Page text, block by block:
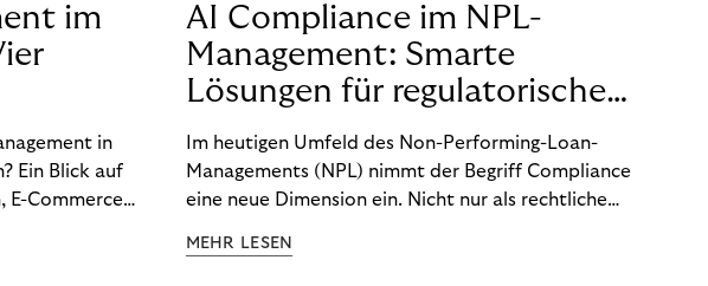
im
in
Ein Blick auf
E-Commerce
AI Compliance im NPL-
Management: Smarte
Lösungen für regulatorische
Sicherheit
Im heutigen Umfeld des Non-Performing-Loan-
Managements (NPL) nimmt der Begriff Compliance
eine neue Dimension ein. Nicht nur als rechtliche
Wettbewerbsvorteil. In einem Umfeld steigender
MEHR LESEN